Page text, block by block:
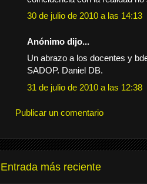
30 de julio de 2010 a las 14:13
Anónimo dijo...
Un abrazo a los docentes y
SADOP. Daniel DB.
31 de julio de 2010 a las 12:38
Publicar un comentario
Entrada más reciente